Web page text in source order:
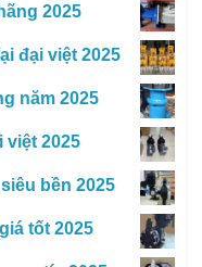
2025
đại việt 2025
năm 2025
việt 2025
bền 2025
tốt 2025